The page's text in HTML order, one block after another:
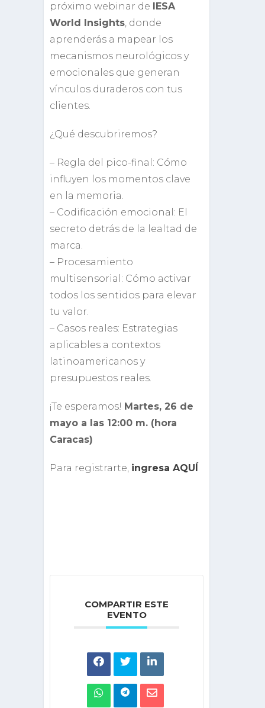
próximo webinar de IESA
World Insights, donde
aprenderás a mapear los
mecanismos neurológicos y
emocionales que generan
vínculos duraderos con tus
clientes.
¿Qué descubriremos?
– Regla del pico-final: Cómo
influyen los momentos clave
en la memoria.
– Codificación emocional: El
secreto detrás de la lealtad de
marca.
– Procesamiento
multisensorial: Cómo activar
todos los sentidos para elevar
tu valor.
– Casos reales: Estrategias
aplicables a contextos
latinoamericanos y
presupuestos reales.
¡Te esperamos! Martes, 26 de
mayo a las 12:00 m. (hora
Caracas)
Para registrarte, ingresa AQUÍ
COMPARTIR ESTE
EVENTO